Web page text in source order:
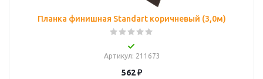
Планка финишная Standart коричневый (3,0м)
Артикул: 211673
562₽